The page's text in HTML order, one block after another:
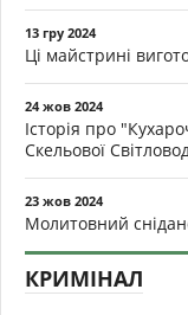
13 гру 2024
Ці майстрині
24 жов 2024
Історія про
Скельової
23 жов 2024
Молитовний
КРИМІНАЛ